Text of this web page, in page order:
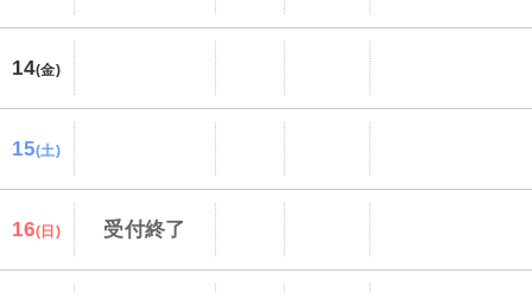
14(金)
15(土)
16(日) 受付終了